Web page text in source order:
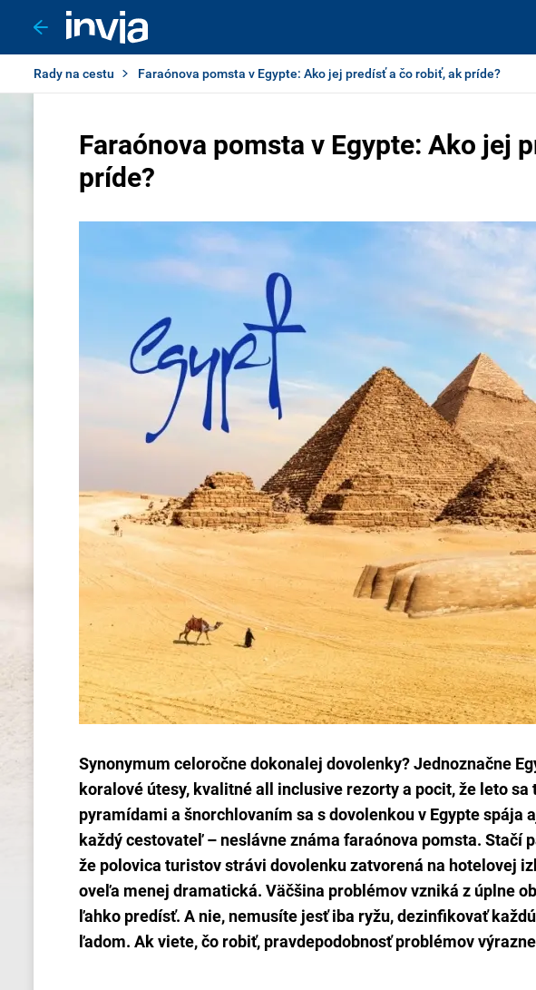
Rady na cestu Faraónova pomsta v Egypte: Ako jej predísť a čo robiť, ak príde?
Faraónova pomsta v Egypte: Ako jej
príde?
Synonymum celoročne dokonalej dovolenky? Jednoznačne
koralové útesy, kvalitné all inclusive rezorty a pocit, že leto
pyramídami a šnorchlovaním sa s dovolenkou v Egypte spája
každý cestovateľ – neslávne známa faraónova pomsta. Stačí
že polovica turistov strávi dovolenku zatvorená na hotelovej
oveľa menej dramatická. Väčšina problémov vzniká z úplne
ľahko predísť. A nie, nemusíte jesť iba ryžu, dezinfikovať
ľadom. Ak viete, čo robiť, pravdepodobnosť problémov